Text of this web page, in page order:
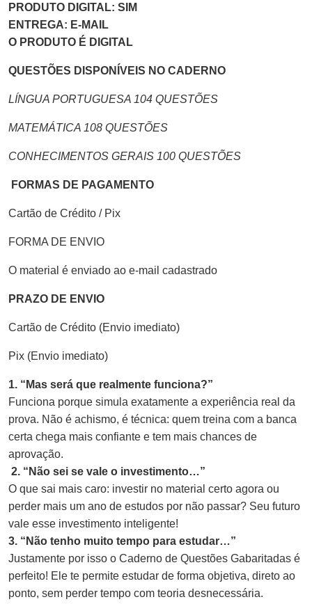
PRODUTO DIGITAL: SIM
ENTREGA: E-MAIL
O PRODUTO É DIGITAL
QUESTÕES DISPONÍVEIS NO CADERNO
LÍNGUA PORTUGUESA 104 QUESTÕES
MATEMÁTICA 108 QUESTÕES
CONHECIMENTOS GERAIS 100 QUESTÕES
FORMAS DE PAGAMENTO
Cartão de Crédito / Pix
FORMA DE ENVIO
O material é enviado ao e-mail cadastrado
PRAZO DE ENVIO
Cartão de Crédito (Envio imediato)
Pix (Envio imediato)
1. “Mas será que realmente funciona?”
Funciona porque simula exatamente a experiência real da
prova. Não é achismo, é técnica: quem treina com a banca
certa chega mais confiante e tem mais chances de
aprovação.
2. “Não sei se vale o investimento…”
O que sai mais caro: investir no material certo agora ou
perder mais um ano de estudos por não passar? Seu futuro
vale esse investimento inteligente!
3. “Não tenho muito tempo para estudar…”
Justamente por isso o Caderno de Questões Gabaritadas é
perfeito! Ele te permite estudar de forma objetiva, direto ao
ponto, sem perder tempo com teoria desnecessária.